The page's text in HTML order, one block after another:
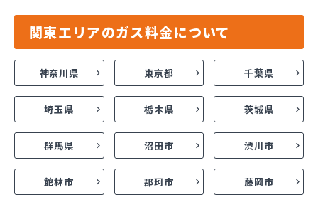
関東エリアのガス料金について
神奈川県 東京都 千葉県
埼玉県 栃木県 茨城県
群馬県 沼田市 渋川市
館林市 那珂市 藤岡市